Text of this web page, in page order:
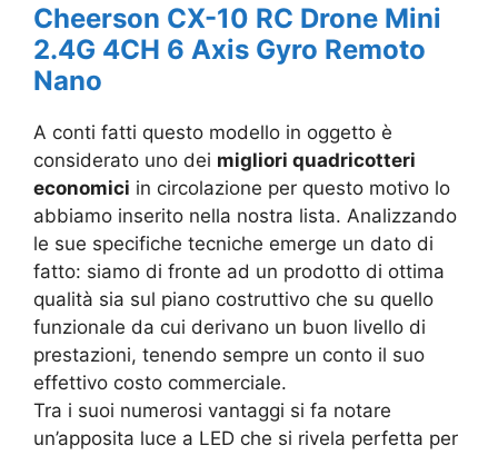
Cheerson CX-10 RC Drone Mini
2.4G 4CH 6 Axis Gyro Remoto
Nano
A conti fatti questo modello in oggetto è
considerato uno dei migliori quadricotteri
economici in circolazione per questo motivo lo
abbiamo inserito nella nostra lista. Analizzando
le sue specifiche tecniche emerge un dato di
fatto: siamo di fronte ad un prodotto di ottima
qualità sia sul piano costruttivo che su quello
funzionale da cui derivano un buon livello di
prestazioni, tenendo sempre un conto il suo
effettivo costo commerciale.
Tra i suoi numerosi vantaggi si fa notare
un’apposita luce a LED che si rivela perfetta per